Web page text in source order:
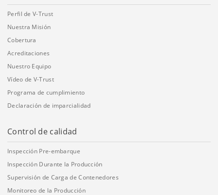
Perfil de V-Trust
Nuestra Misión
Cobertura
Acreditaciones
Nuestro Equipo
Vídeo de V-Trust
Programa de cumplimiento
Declaración de imparcialidad
Control de calidad
Inspección Pre-embarque
Inspección Durante la Producción
Supervisión de Carga de Contenedores
Monitoreo de la Producción